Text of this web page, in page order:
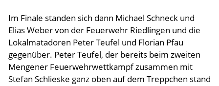
Im Finale standen sich dann Michael Schneck und
Elias Weber von der Feuerwehr Riedlingen und die
Lokalmatadoren Peter Teufel und Florian Pfau
gegenüber. Peter Teufel, der bereits beim zweiten
Mengener Feuerwehrwettkampf zusammen mit
Stefan Schlieske ganz oben auf dem Treppchen stand